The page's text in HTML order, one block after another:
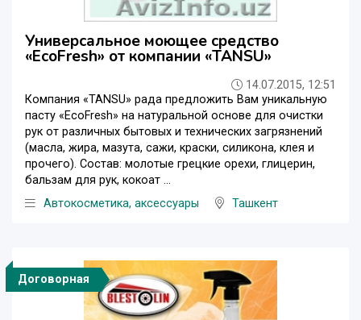
Универсальное моющее средство
«EcoFresh» от компании «TANSU»
14.07.2015, 12:51
Компания «TANSU» рада предложить Вам уникальную
пасту «EcoFresh» на натуральной основе для очистки
рук от различных бытовых и технических загрязнений
(масла, жира, мазута, сажи, краски, силикона, клея и
прочего). Состав: молотые грецкие орехи, глицерин,
бальзам для рук, кокоат ...
Автокосметика, аксессуары
Ташкент
Договорная